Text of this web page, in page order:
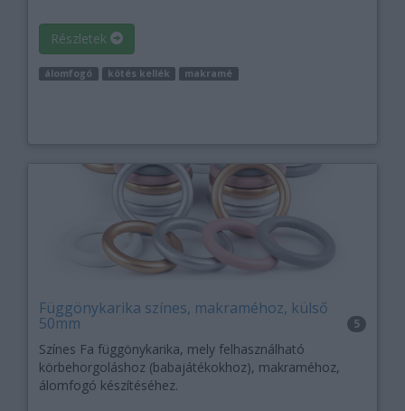
Részletek
álomfogó kötés kellék makramé
Függönykarika színes, makraméhoz, külső
50mm 5
Színes Fa függönykarika, mely felhasználható
körbehorgoláshoz (babajátékokhoz), makraméhoz,
álomfogó készítéséhez.